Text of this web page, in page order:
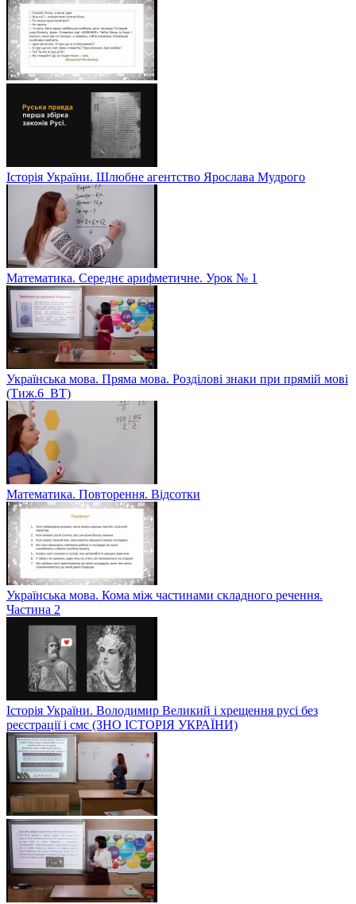
Історія України. Шлюбне агентство Ярослава Мудрого
Математика. Середнє арифметичне. Урок № 1
Українська мова. Пряма мова. Розділові знаки при прямій мові
(Тиж.6_ВТ)
Математика. Повторення. Відсотки
Українська мова. Кома між частинами складного речення.
Частина 2
Історія України. Володимир Великий і хрещення русі без
реєстрації і смс (ЗНО ІСТОРІЯ УКРАЇНИ)